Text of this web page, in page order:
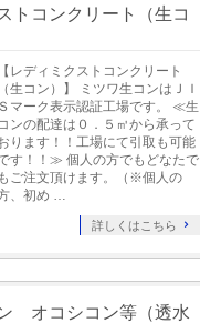
トコンクリート（生コ
【レディミクストコンクリート
（生コン）】 ミツワ生コンはＪＩ
Ｓマーク表示認証工場です。 ≪生
コンの配達は０．５㎥から承って
ります！！工場にて引取も可能
す！！≫ 個人の方でもどなたで
もご注文頂けます。（※個人の
、初め …
詳しくはこちら
オコシコン等（透水